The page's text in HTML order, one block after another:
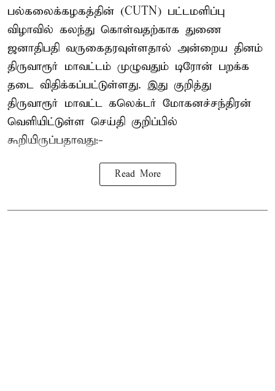
பல்கலைக்கழகத்தின் (CUTN) பட்டமளிப்பு
விழாவில் கலந்து கொள்வதற்காக துணை
ஜனாதிபதி வருகைதரவுள்ளதால் அன்றைய தினம்
திருவாரூர் மாவட்டம் முழுவதும் டிரோன் பறக்க
தடை விதிக்கப்பட்டுள்ளது. இது குறித்து
திருவாரூர் மாவட்ட கலெக்டர் மோகனச்சந்திரன்
வெளியிட்டுள்ள செய்தி குறிப்பில்
கூறியிருப்பதாவது:-
Read More